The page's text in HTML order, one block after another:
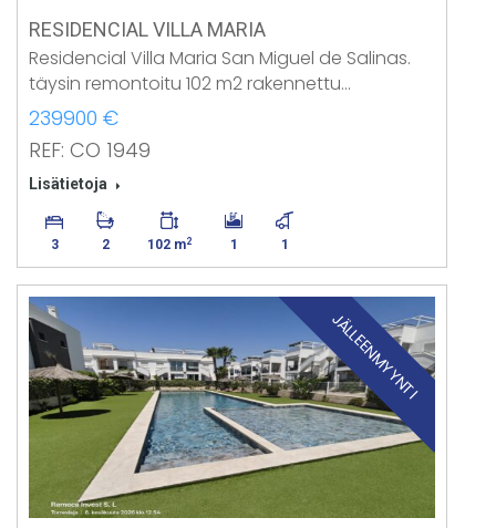
RESIDENCIAL VILLA MARIA
Residencial Villa Maria San Miguel de Salinas.
täysin remontoitu 102 m2 rakennettu…
239900 €
REF: CO 1949
Lisätietoja
3 2 102 m2 1 1
JÄLLEENMYYNTI